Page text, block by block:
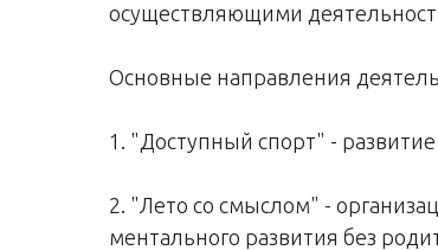
осуществляющими
Основные направления
1. "Доступный спорт" -
2. "Лето со смыслом" -
ментального развития без